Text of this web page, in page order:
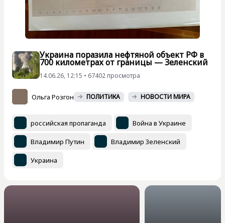
Украина поразила нефтяной объект РФ в
700 километрах от границы — Зеленский
14.06.26, 12:15 • 67402 просмотра
Ольга Розгон ПОЛИТИКА НОВОСТИ МИРА
российская пропаганда Война в Украине
Владимир Путин Владимир Зеленский
Украина